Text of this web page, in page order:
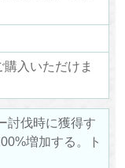
入いただけま
討伐時に獲得す
増加する。ト